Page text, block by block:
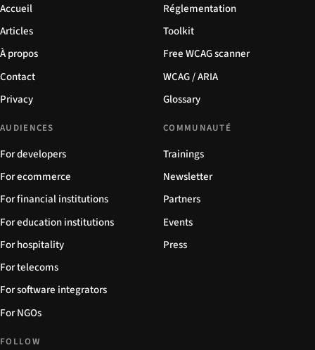
Accueil
Articles
À propos
Contact
Privacy
Réglementation
Toolkit
Free WCAG scanner
WCAG / ARIA
Glossary
AUDIENCES
For developers
For ecommerce
For financial institutions
For education institutions
For hospitality
For telecoms
For software integrators
For NGOs
COMMUNAUTÉ
Trainings
Newsletter
Partners
Events
Press
FOLLOW